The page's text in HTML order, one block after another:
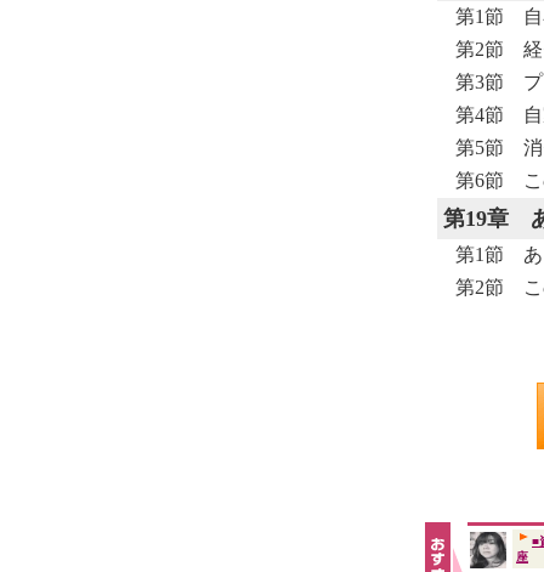
第1節 自
第2節 経
第3節 プ
第4節 自
第5節 消
第6節 こ
第19章
第1節 あ
第2節 こ
■
座